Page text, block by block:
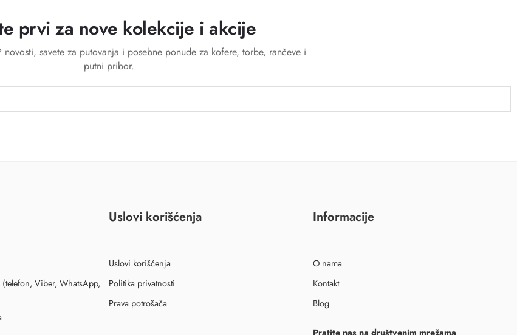
prvi za nove kolekcije i akcije
novosti, savete za putovanja i posebne ponude za kofere, torbe, rančeve i
putni pribor.
Viber, WhatsApp,
Uslovi korišćenja
Uslovi korišćenja
Politika privatnosti
Prava potrošača
Informacije
O nama
Kontakt
Blog
Pratite nas na društvenim mrežama